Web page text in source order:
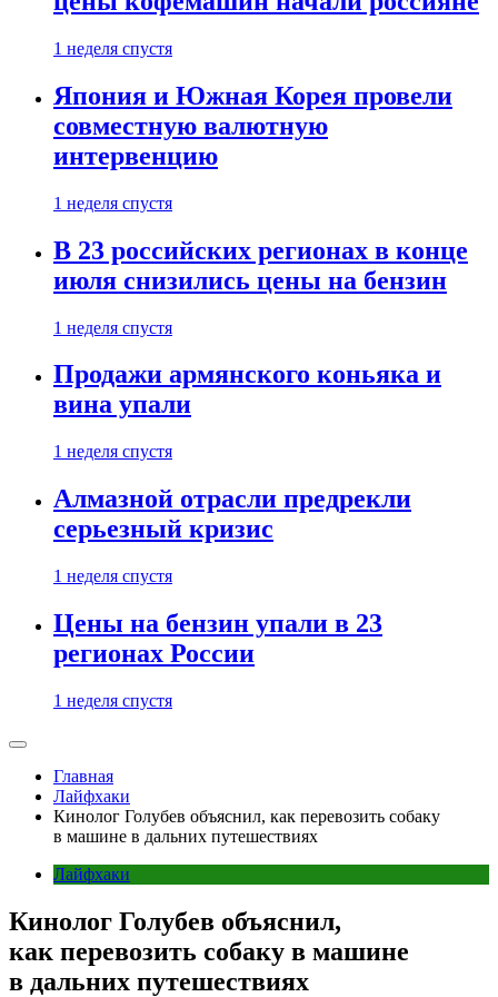
1 неделя спустя
Япония и Южная Корея провели
совместную валютную
интервенцию
1 неделя спустя
В 23 российских регионах в конце
июля снизились цены на бензин
1 неделя спустя
Продажи армянского коньяка и
вина упали
1 неделя спустя
Алмазной отрасли предрекли
серьезный кризис
1 неделя спустя
Цены на бензин упали в 23
регионах России
1 неделя спустя
Главная
Лайфхаки
Кинолог Голубев объяснил, как перевозить собаку
в машине в дальних путешествиях
Лайфхаки
Кинолог Голубев объяснил,
как перевозить собаку в машине
в дальних путешествиях